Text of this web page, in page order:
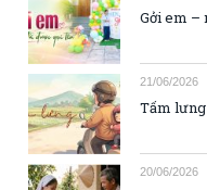
Gởi em –
21/06/2026
Tấm lưng
20/06/2026